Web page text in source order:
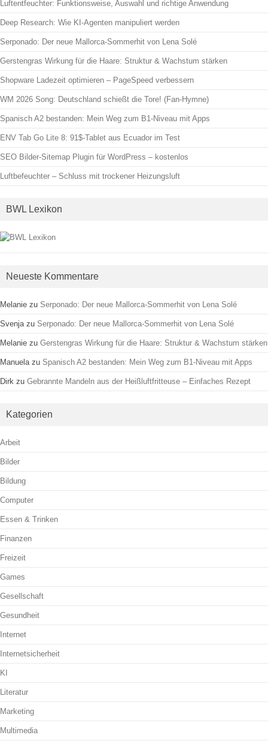
Luftentfeuchter: Funktionsweise, Auswahl und richtige Anwendung
Deep Research: Wie KI-Agenten manipuliert werden
Serponado: Der neue Mallorca-Sommerhit von Lena Solé
Gerstengras Wirkung für die Haare: Struktur & Wachstum stärken
Shopware Ladezeit optimieren – PageSpeed verbessern
WM 2026 Song: Deutschland schießt die Tore! (Fan-Hymne)
Spanisch A2 bestanden: Mein Weg zum B1-Niveau mit Apps
ENV Tab Go Lite 8: 91$-Tablet aus Ecuador im Test
SEO Bilder-Sitemap Plugin für WordPress – kostenlos
Luftbefeuchter – Schluss mit trockener Heizungsluft
BWL Lexikon
Neueste Kommentare
Melanie zu Serponado: Der neue Mallorca-Sommerhit von Lena Solé
Svenjazu Serponado: Der neue Mallorca-Sommerhit von Lena Solé
Melanie zu Gerstengras Wirkung für die Haare: Struktur & Wachstum stärken
Manuelazu Spanisch A2 bestanden: Mein Weg zum B1-Niveau mit Apps
Dirk zu Gebrannte Mandeln aus der Heißluftfritteuse – Einfaches Rezept
Kategorien
Arbeit
Bilder
Bildung
Computer
Essen & Trinken
Finanzen
Freizeit
Games
Gesellschaft
Gesundheit
Internet
Internetsicherheit
KI
Literatur
Marketing
Multimedia